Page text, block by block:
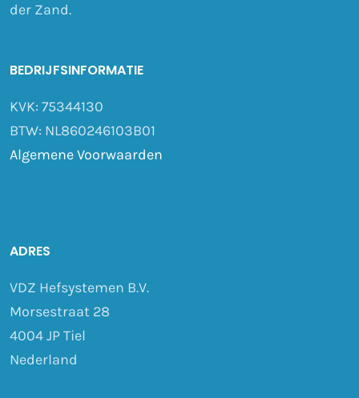
der Zand.
BEDRIJFSINFORMATIE
KVK: 75344130
BTW: NL860246103B01
Algemene Voorwaarden
ADRES
VDZ Hefsystemen B.V.
Morsestraat 28
4004 JP Tiel
Nederland